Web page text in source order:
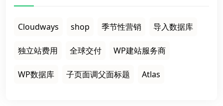
Cloudways shop 季节性营销 导入数据库
独立站费用 全球交付 WP建站服务商
WP数据库 子页面调父面标题 Atlas